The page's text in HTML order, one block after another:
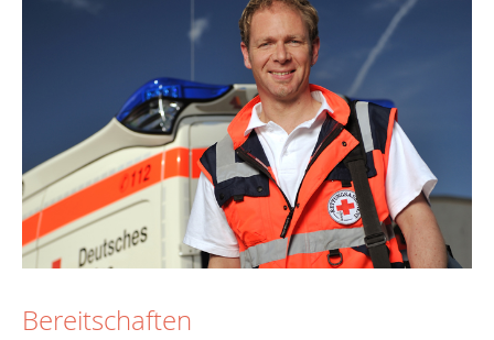
Bereitschaften